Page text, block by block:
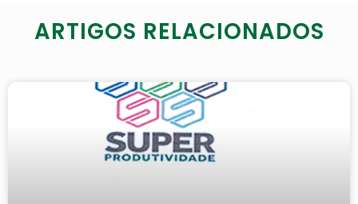
ARTIGOS RELACIONADOS